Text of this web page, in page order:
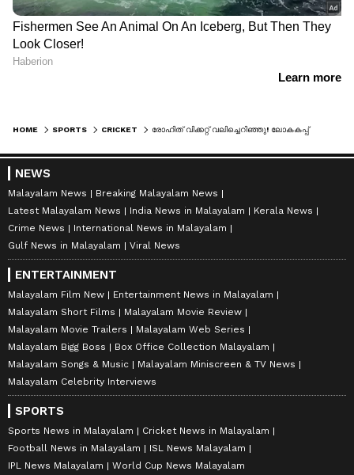
HOME SPORTS CRICKET
NEWS
Malayalam News
Breaking Malayalam News
Latest Malayalam News
India News in Malayalam
Kerala News
Crime News
International News in Malayalam
Gulf News in Malayalam
Viral News
ENTERTAINMENT
Malayalam Film New
Entertainment News in Malayalam
Malayalam Short Films
Malayalam Movie Review
Malayalam Movie Trailers
Malayalam Web Series
Malayalam Bigg Boss
Box Office Collection Malayalam
Malayalam Songs & Music
Malayalam Miniscreen & TV News
Malayalam Celebrity Interviews
SPORTS
Sports News in Malayalam
Cricket News in Malayalam
Football News in Malayalam
ISL News Malayalam
IPL News Malayalam
World Cup News Malayalam